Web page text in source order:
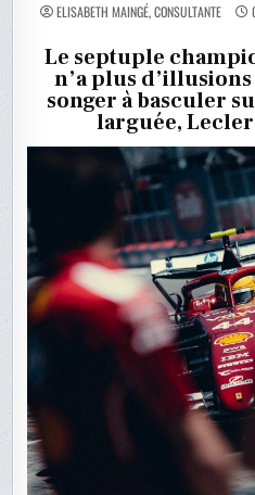
ELISABETH MAINGÉ, CONSULTANTE
Le septuple
n’a plus
songer à basculer
larguée,